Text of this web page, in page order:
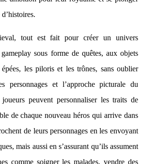
tout est fait pour créer un univers
sous forme de quêtes, aux objets
les piloris et les trônes, sans oublier
personnages et l’approche picturale du
peuvent personnaliser les traits de
de chaque nouveau héros qui arrive dans
de leurs personnages en les envoyant
mais aussi en s’assurant qu’ils assument
comme soigner les malades, vendre des